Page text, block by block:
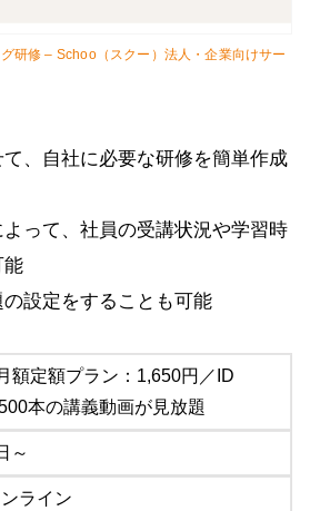
研修 – Schoo（スクー）法人・企業向けサー
、自社に必要な研修を簡単作成
って、社員の受講状況や学習時
能
設定をすることも可能
額定額プラン：1,650円／ID
本の講義動画が見放題
～
ライン